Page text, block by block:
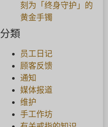
刻为「终身守护」的
黄金手镯
分類
员工日记
顾客反馈
通知
媒体报道
维护
手工作坊